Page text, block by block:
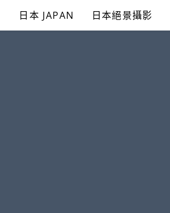
日本 JAPAN 日本絕景攝影